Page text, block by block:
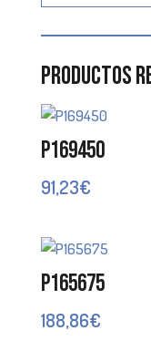
Productos
P169450
91,23€
P165675
188,86€